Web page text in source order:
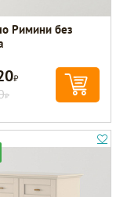
Римини без
Р
Р